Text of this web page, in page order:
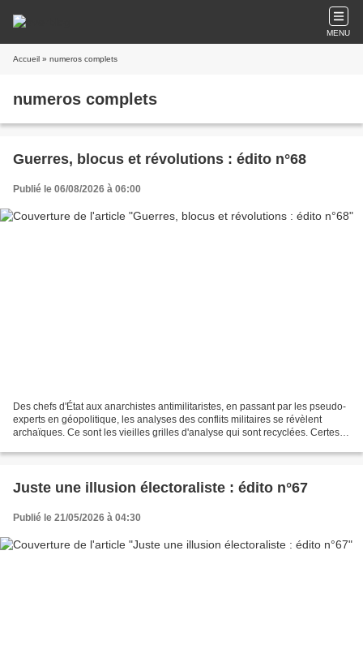
MENU
Accueil » numeros complets
numeros complets
Guerres, blocus et révolutions : édito n°68
Publié le 06/08/2026 à 06:00
Des chefs d'État aux anarchistes antimilitaristes, en passant par les pseudo-
experts en géopolitique, les analyses des conflits militaires se révèlent
archaïques. Ce sont les vieilles grilles d'analyse qui sont recyclées. Certes,
Juste une illusion électoraliste : édito n°67
Publié le 21/05/2026 à 04:30